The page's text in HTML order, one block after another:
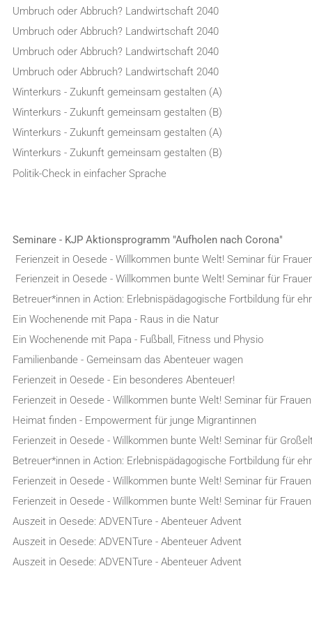
Umbruch oder Abbruch? Landwirtschaft 2040
Umbruch oder Abbruch? Landwirtschaft 2040
Umbruch oder Abbruch? Landwirtschaft 2040
Umbruch oder Abbruch? Landwirtschaft 2040
Winterkurs - Zukunft gemeinsam gestalten (A)
Winterkurs - Zukunft gemeinsam gestalten (B)
Winterkurs - Zukunft gemeinsam gestalten (A)
Winterkurs - Zukunft gemeinsam gestalten (B)
Politik-Check in einfacher Sprache
Seminare - KJP Aktionsprogramm "Aufholen nach Corona"
Ferienzeit in Oesede - Willkommen bunte Welt! Seminar für
Ferienzeit in Oesede - Willkommen bunte Welt! Seminar für
Betreuer*innen in Action: Erlebnispädagogische Fortbildung für
Ein Wochenende mit Papa - Raus in die Natur
Ein Wochenende mit Papa - Fußball, Fitness und Physio
Familienbande - Gemeinsam das Abenteuer wagen
Ferienzeit in Oesede - Ein besonderes Abenteuer!
Ferienzeit in Oesede - Willkommen bunte Welt! Seminar für
Heimat finden - Empowerment für junge Migrantinnen
Ferienzeit in Oesede - Willkommen bunte Welt! Seminar für
Betreuer*innen in Action: Erlebnispädagogische Fortbildung für
Ferienzeit in Oesede - Willkommen bunte Welt! Seminar für
Ferienzeit in Oesede - Willkommen bunte Welt! Seminar für
Auszeit in Oesede: ADVENTure - Abenteuer Advent
Auszeit in Oesede: ADVENTure - Abenteuer Advent
Auszeit in Oesede: ADVENTure - Abenteuer Advent